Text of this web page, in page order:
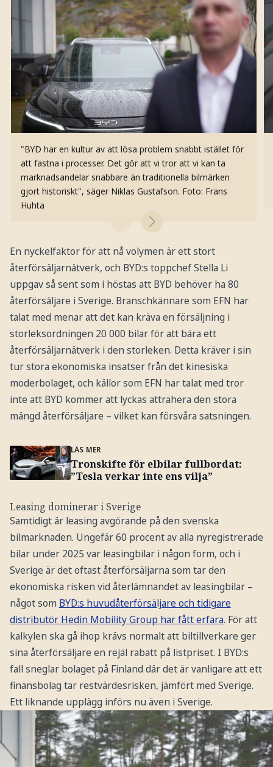
"BYD har en kultur av att lösa problem snabbt istället för
att fastna i processer. Det gör att vi tror att vi kan ta
marknadsandelar snabbare än traditionella bilmärken
gjort historiskt", säger Niklas Gustafson. Foto: Frans
Huhta
En nyckelfaktor för att nå volymen är ett stort
återförsäljarnätverk, och BYD:s toppchef Stella Li
uppgav så sent som i höstas att BYD behöver ha 80
återförsäljare i Sverige. Branschkännare som EFN har
talat med menar att det kan kräva en försäljning i
storleksordningen 20 000 bilar för att bära ett
återförsäljarnätverk i den storleken. Detta kräver i sin
tur stora ekonomiska insatser från det kinesiska
moderbolaget, och källor som EFN har talat med tror
inte att BYD kommer att lyckas attrahera den stora
mängd återförsäljare – vilket kan försvåra satsningen.
LÄS MER
Tronskifte för elbilar fullbordat:
”Tesla verkar inte ens vilja”
Leasing dominerar i Sverige
Samtidigt är leasing avgörande på den svenska
bilmarknaden. Ungefär 60 procent av alla nyregistrerade
bilar under 2025 var leasingbilar i någon form, och i
Sverige är det oftast återförsäljarna som tar den
ekonomiska risken vid återlämnandet av leasingbilar –
något som BYD:s huvudåterförsäljare och tidigare
distributör Hedin Mobility Group har fått erfara. För att
kalkylen ska gå ihop krävs normalt att biltillverkare ger
sina återförsäljare en rejäl rabatt på listpriset. I BYD:s
fall sneglar bolaget på Finland där det är vanligare att ett
finansbolag tar restvärdesrisken, jämfört med Sverige.
Ett liknande upplägg införs nu även i Sverige.